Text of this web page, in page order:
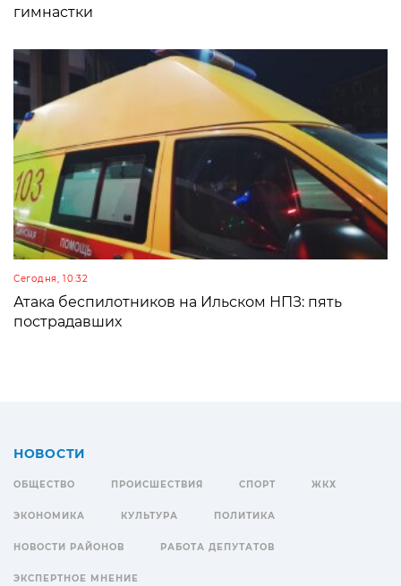
гимнастки
Сегодня, 10:32
Атака беспилотников на Ильском НПЗ: пять
пострадавших
НОВОСТИ
ОБЩЕСТВО ПРОИСШЕСТВИЯ СПОРТ ЖКХ
ЭКОНОМИКА КУЛЬТУРА ПОЛИТИКА
НОВОСТИ РАЙОНОВ РАБОТА ДЕПУТАТОВ
ЭКСПЕРТНОЕ МНЕНИЕ